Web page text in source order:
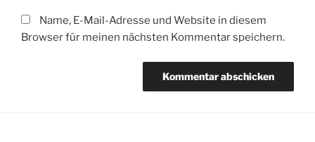
Name, E-Mail-Adresse und Website in diesem
Browser für meinen nächsten Kommentar speichern.